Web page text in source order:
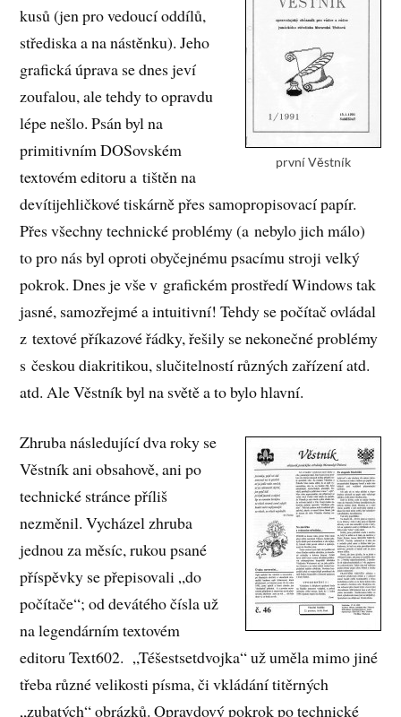
první Věstník
kusů (jen pro vedoucí oddílů,
střediska a na nástěnku). Jeho
grafická úprava se dnes jeví
zoufalou, ale tehdy to opravdu
lépe nešlo. Psán byl na
primitivním DOSovském
textovém editoru a tištěn na
devítijehličkové tiskárně přes samopropisovací papír.
Přes všechny technické problémy (a nebylo jich málo)
to pro nás byl oproti obyčejnému psacímu stroji velký
pokrok. Dnes je vše v grafickém prostředí Windows tak
jasné, samozřejmé a intuitivní! Tehdy se počítač ovládal
z textové příkazové řádky, řešily se nekonečné problémy
s českou diakritikou, slučitelností různých zařízení atd.
atd. Ale Věstník byl na světě a to bylo hlavní.
Zhruba následující dva roky se
Věstník ani obsahově, ani po
technické stránce příliš
nezměnil. Vycházel zhruba
jednou za měsíc, rukou psané
příspěvky se přepisovali „do
počítače“; od devátého čísla už
na legendárním textovém
editoru Text602. „Téšestsetdvojka“ už uměla mimo jiné
třeba různé velikosti písma, či vkládání titěrných
„zubatých“ obrázků. Opravdový pokrok po technické